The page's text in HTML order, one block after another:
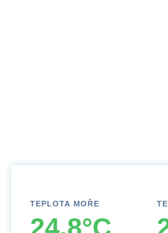
TEPLOTA MOŘE
24.8°C